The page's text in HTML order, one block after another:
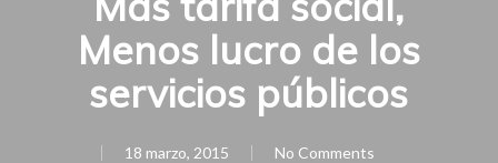
Menos lucro de los
servicios públicos
18 marzo, 2015 No Comments